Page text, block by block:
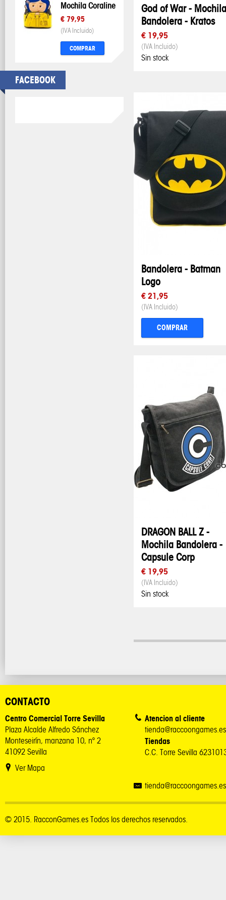
Mochila Coraline
€ 79,95
(IVA Incluido)
COMPRAR
FACEBOOK
God of War - Mochila
Bandolera - Kratos
€ 19,95
(IVA Incluido)
Sin stock
Bandolera - Batman
Logo
€ 21,95
(IVA Incluido)
COMPRAR
DRAGON BALL Z -
Mochila Bandolera -
Capsule Corp
€ 19,95
(IVA Incluido)
Sin stock
CONTACTO
Centro Comercial Torre Sevilla
Plaza Alcalde Alfredo Sánchez
Monteseirín, manzana 10, nº 2
41092 Sevilla
Ver Mapa
Atencion al cliente
tienda@raccoongames.es
Tiendas
C.C. Torre Sevilla
tienda@raccoongames.es
© 2015. RacconGames.es Todos los derechos reservados.